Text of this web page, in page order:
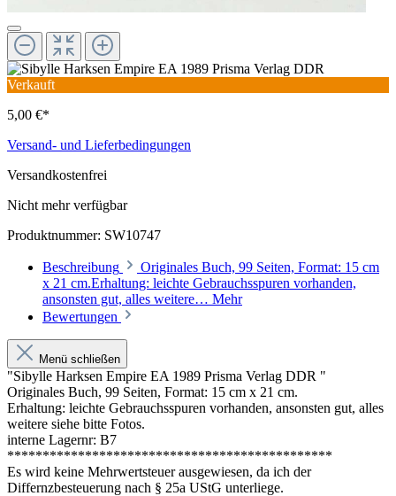
Verkauft
5,00 €*
Versand- und Lieferbedingungen
Versandkostenfrei
Nicht mehr verfügbar
Produktnummer: SW10747
Beschreibung
Originales Buch, 99 Seiten, Format: 15 cm
x 21 cm.Erhaltung: leichte Gebrauchsspuren vorhanden,
ansonsten gut, alles weitere… Mehr
Bewertungen
Menü schließen
"Sibylle Harksen Empire EA 1989 Prisma Verlag DDR "
Originales Buch, 99 Seiten, Format: 15 cm x 21 cm.
Erhaltung: leichte Gebrauchsspuren vorhanden, ansonsten gut, alles
weitere siehe bitte Fotos.
interne Lagernr: B7
**********************************************
Es wird keine Mehrwertsteuer ausgewiesen, da ich der
Differnzbesteuerung nach § 25a UStG unterliege.